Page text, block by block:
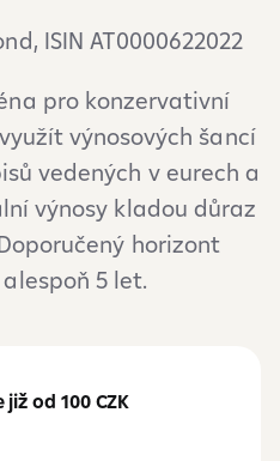
ISIN AT0000622022
pro konzervativní
výnosových šancí
vedených v eurech a
výnosy kladou důraz
horizont
5 let.
od 100 CZK